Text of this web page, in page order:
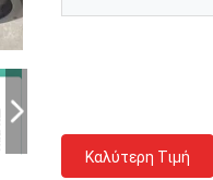
Καλύτερη Τιμή